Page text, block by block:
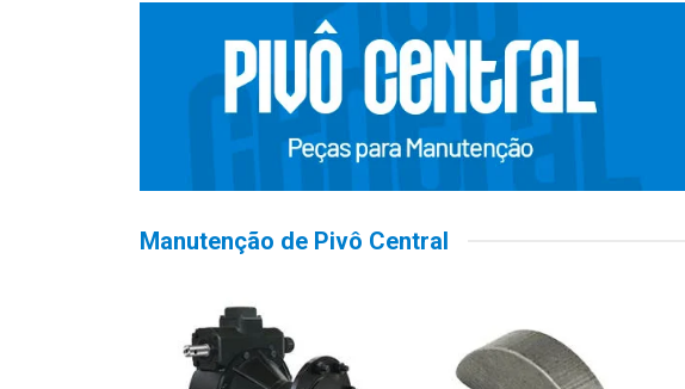
Manutenção de Pivô Central